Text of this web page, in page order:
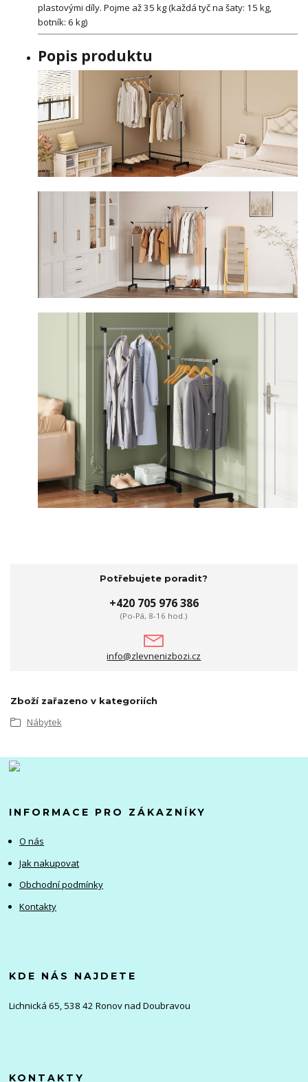
plastovými díly. Pojme až 35 kg (každá tyč na šaty: 15 kg,
botník: 6 kg)
Popis produktu
Potřebujete poradit?
+420 705 976 386
(Po-Pá, 8-16 hod.)
info@zlevnenizbozi.cz
Zboží zařazeno v kategoriích
Nábytek
INFORMACE PRO ZÁKAZNÍKY
O nás
Jak nakupovat
Obchodní podmínky
Kontakty
KDE NÁS NAJDETE
Lichnická 65, 538 42 Ronov nad Doubravou
KONTAKTY